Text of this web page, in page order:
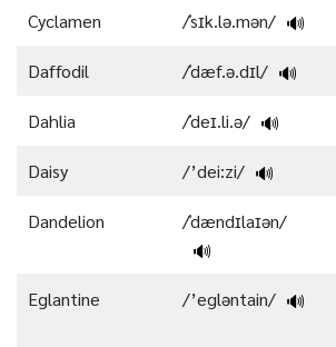
Cyclamen /ˈsɪk.lə.mən/ 🔊
Daffodil /ˈdæf.ə.dɪl/ 🔊
Dahlia /ˈdeɪ.li.ə/ 🔊
Daisy /’dei:zi/ 🔊
Dandelion
/ˈdændɪlaɪən/
🔊
Eglantine /’egləntain/ 🔊